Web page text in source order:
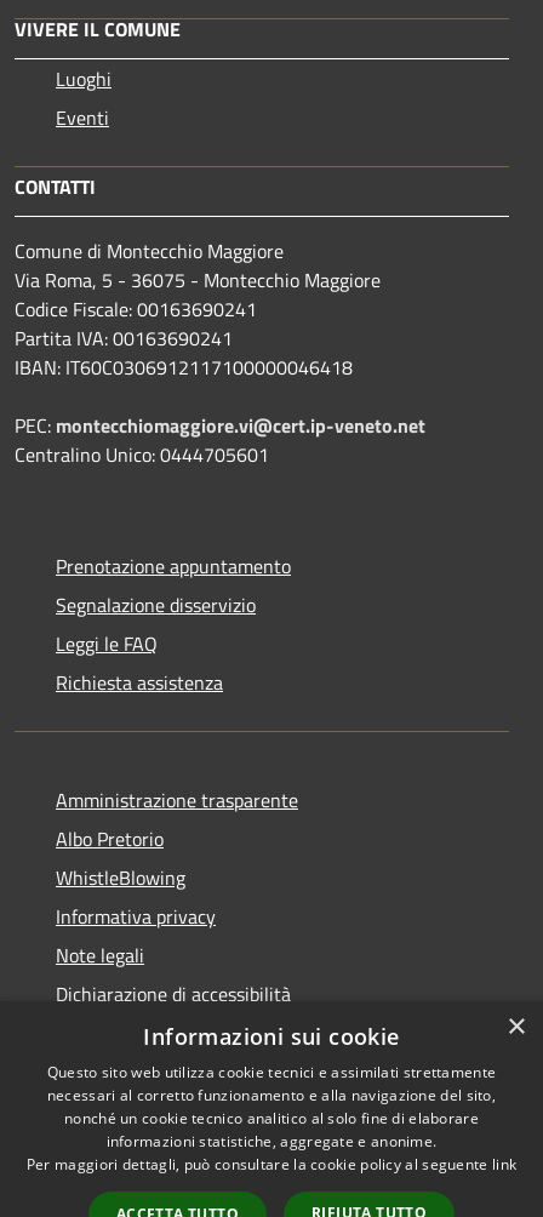
VIVERE IL COMUNE
Luoghi
Eventi
CONTATTI
Comune di Montecchio Maggiore
Via Roma, 5 - 36075 - Montecchio Maggiore
Codice Fiscale: 00163690241
Partita IVA: 00163690241
IBAN: IT60C0306912117100000046418
PEC: montecchiomaggiore.vi@cert.ip-veneto.net
Centralino Unico: 0444705601
Prenotazione appuntamento
Segnalazione disservizio
Leggi le FAQ
Richiesta assistenza
Amministrazione trasparente
Albo Pretorio
WhistleBlowing
Informativa privacy
Note legali
Dichiarazione di accessibilità
Accessibilità
Privacy
Copyright © 2026 • Città di
Montecchio Maggiore •
Powered byMunicipium •
Accesso redazione
×
Informazioni sui cookie
Questo sito web utilizza cookie tecnici e assimilati strettamente
necessari al corretto funzionamento e alla navigazione del sito,
nonché un cookie tecnico analitico al solo fine di elaborare
informazioni statistiche, aggregate e anonime.
Per maggiori dettagli, può consultare la cookie policy al seguente link
RIFIUTA TUTTO